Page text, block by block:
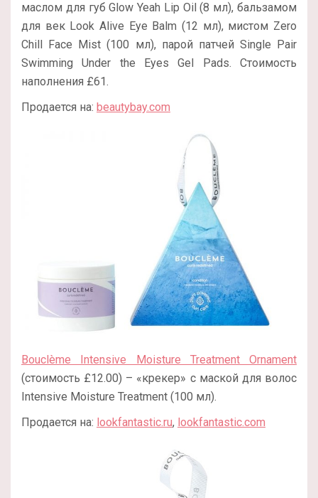
маслом для губ Glow Yeah Lip Oil (8 мл), бальзамом
для век Look Alive Eye Balm (12 мл), мистом Zero
Chill Face Mist (100 мл), парой патчей Single Pair
Swimming Under the Eyes Gel Pads. Стоимость
наполнения £61.
Продается на: beautybay.com
Bouclème Intensive Moisture Treatment Ornament
(стоимость £12.00) – «крекер» с маской для волос
Intensive Moisture Treatment (100 мл).
Продается на: lookfantastic.ru, lookfantastic.com